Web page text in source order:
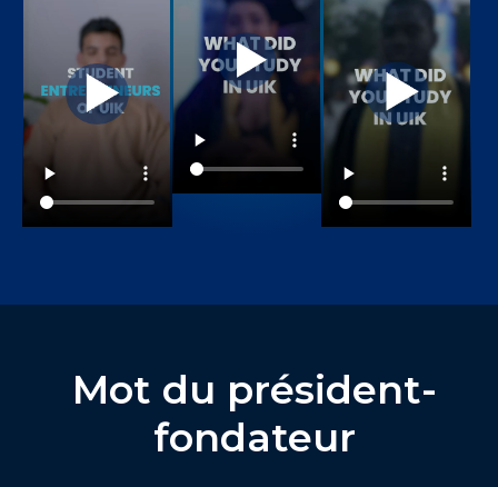
Mot du président-
fondateur